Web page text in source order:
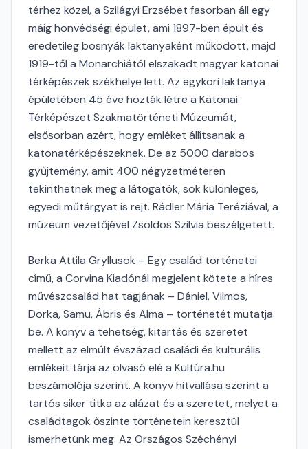
térhez közel, a Szilágyi Erzsébet fasorban áll egy
máig honvédségi épület, ami 1897-ben épült és
eredetileg bosnyák laktanyaként működött, majd
1919-től a Monarchiától elszakadt magyar katonai
térképészek székhelye lett. Az egykori laktanya
épületében 45 éve hozták létre a Katonai
Térképészet Szakmatörténeti Múzeumát,
elsősorban azért, hogy emléket állítsanak a
katonatérképészeknek. De az 5000 darabos
gyűjtemény, amit 400 négyzetméteren
tekinthetnek meg a látogatók, sok különleges,
egyedi műtárgyat is rejt. Rádler Mária Teréziával, a
múzeum vezetőjével Zsoldos Szilvia beszélgetett.
Berka Attila Gryllusok – Egy család történetei
című, a Corvina Kiadónál megjelent kötete a híres
művészcsalád hat tagjának – Dániel, Vilmos,
Dorka, Samu, Ábris és Alma – történetét mutatja
be. A könyv a tehetség, kitartás és szeretet
mellett az elmúlt évszázad családi és kulturális
emlékeit tárja az olvasó elé a Kultúra.hu
beszámolója szerint. A könyv hitvallása szerint a
tartós siker titka az alázat és a szeretet, melyet a
családtagok őszinte történetein keresztül
ismerhetünk meg. Az Országos Széchényi